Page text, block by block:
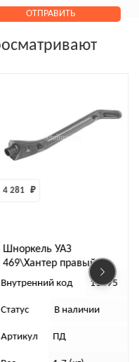
Шноркель УАЗ
469\Хантер правый
(бензин)
4 281 ₽
Внутренний код 11495
Статус В наличии
Артикул ПД